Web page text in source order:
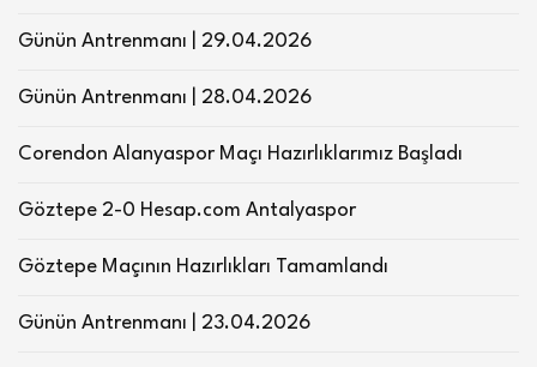
Günün Antrenmanı | 29.04.2026
Günün Antrenmanı | 28.04.2026
Corendon Alanyaspor Maçı Hazırlıklarımız Başladı
Göztepe 2-0 Hesap.com Antalyaspor
Göztepe Maçının Hazırlıkları Tamamlandı
Günün Antrenmanı | 23.04.2026